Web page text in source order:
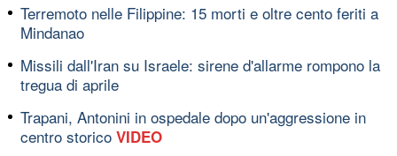
Terremoto nelle Filippine: 15 morti e oltre cento feriti a
Mindanao
Missili dall'Iran su Israele: sirene d'allarme rompono la
tregua di aprile
Trapani, Antonini in ospedale dopo un'aggressione in
centro storico VIDEO